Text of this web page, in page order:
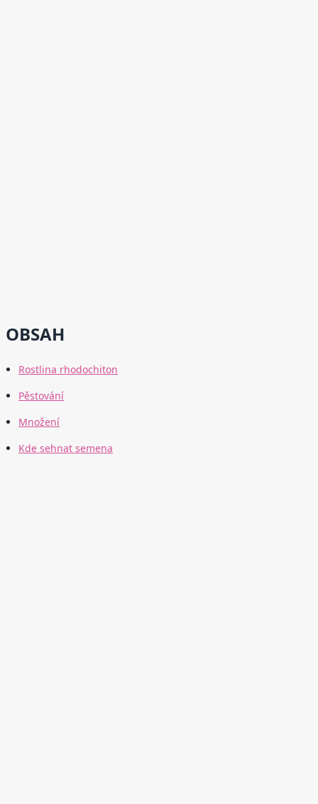
OBSAH
Rostlina rhodochiton
Pěstování
Množení
Kde sehnat semena